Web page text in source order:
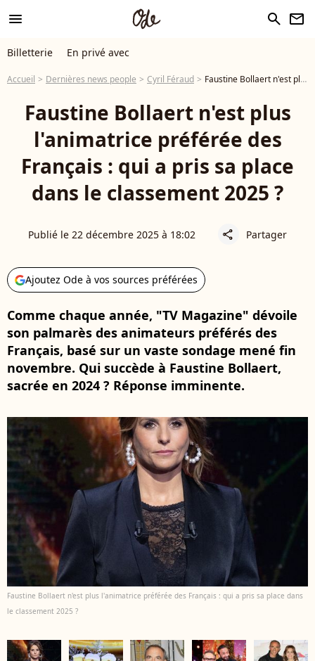
menu search newsletter
Billetterie En privé avec
Accueil Dernières news people Cyril Féraud Faustine Bollaert n'est plus l'animatrice préférée des Français : qui a pris sa place dans le classement 2025 ?
Faustine Bollaert n'est plus
l'animatrice préférée des
Français : qui a pris sa place
dans le classement 2025 ?
Publié le 22 décembre 2025 à 18:02 share Partager
Ajoutez Ode à vos sources préférées
Comme chaque année, "TV Magazine" dévoile
son palmarès des animateurs préférés des
Français, basé sur un vaste sondage mené fin
novembre. Qui succède à Faustine Bollaert,
sacrée en 2024 ? Réponse imminente.
Faustine Bollaert n'est plus l'animatrice préférée des Français : qui a pris sa place dans
le classement 2025 ?